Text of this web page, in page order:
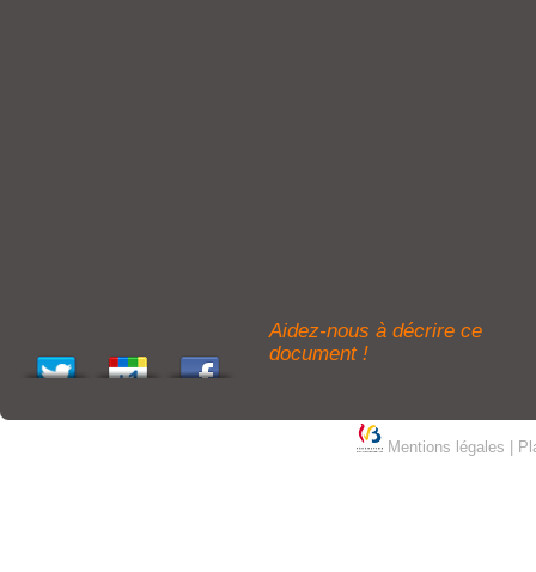
Aidez-nous à décrire ce
document !
Mentions légales